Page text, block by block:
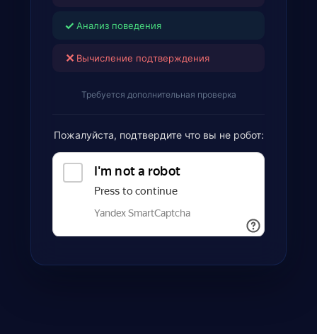
✓ Анализ поведения
✕ Вычисление подтверждения
Требуется дополнительная проверка
Пожалуйста, подтвердите что вы не робот: